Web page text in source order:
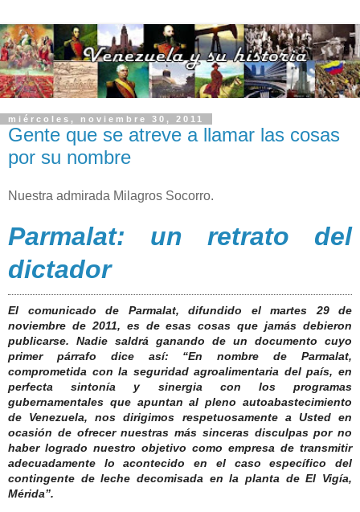
miércoles, noviembre 30, 2011
Gente que se atreve a llamar las cosas
por su nombre
Nuestra admirada Milagros Socorro.
Parmalat: un retrato del
dictador
El comunicado de Parmalat, difundido el martes 29 de
noviembre de 2011, es de esas cosas que jamás debieron
publicarse. Nadie saldrá ganando de un documento cuyo
primer párrafo dice así: “En nombre de Parmalat,
comprometida con la seguridad agroalimentaria del país, en
perfecta sintonía y sinergia con los programas
gubernamentales que apuntan al pleno autoabastecimiento
de Venezuela, nos dirigimos respetuosamente a Usted en
ocasión de ofrecer nuestras más sinceras disculpas por no
haber logrado nuestro objetivo como empresa de transmitir
adecuadamente lo acontecido en el caso específico del
contingente de leche decomisada en la planta de El Vigía,
Mérida”.